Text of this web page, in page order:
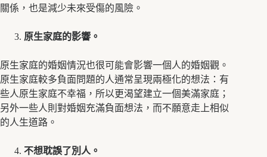
關係，也是減少未來受傷的風險。
原生家庭的影響。
原生家庭的婚姻情況也很可能會影響一個人的婚姻觀。
原生家庭較多負面問題的人通常呈現兩極化的想法：有
些人原生家庭不幸福，所以更渴望建立一個美滿家庭；
另外一些人則對婚姻充滿負面想法，而不願意走上相似
的人生道路。
不想耽誤了別人。